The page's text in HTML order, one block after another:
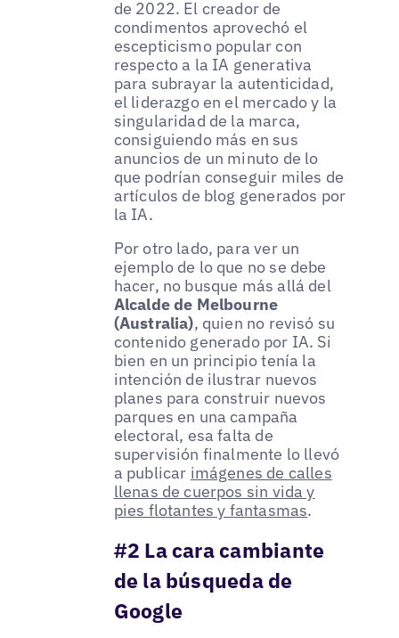
de 2022. El creador de
condimentos aprovechó el
escepticismo popular con
respecto a la IA generativa
para subrayar la autenticidad,
el liderazgo en el mercado y la
singularidad de la marca,
consiguiendo más en sus
anuncios de un minuto de lo
que podrían conseguir miles de
artículos de blog generados por
la IA.
Por otro lado, para ver un
ejemplo de lo que no se debe
hacer, no busque más allá del
Alcalde de Melbourne
(Australia), quien no revisó su
contenido generado por IA. Si
bien en un principio tenía la
intención de ilustrar nuevos
planes para construir nuevos
parques en una campaña
electoral, esa falta de
supervisión finalmente lo llevó
a publicar imágenes de calles
llenas de cuerpos sin vida y
pies flotantes y fantasmas.
#2 La cara cambiante
de la búsqueda de
Google